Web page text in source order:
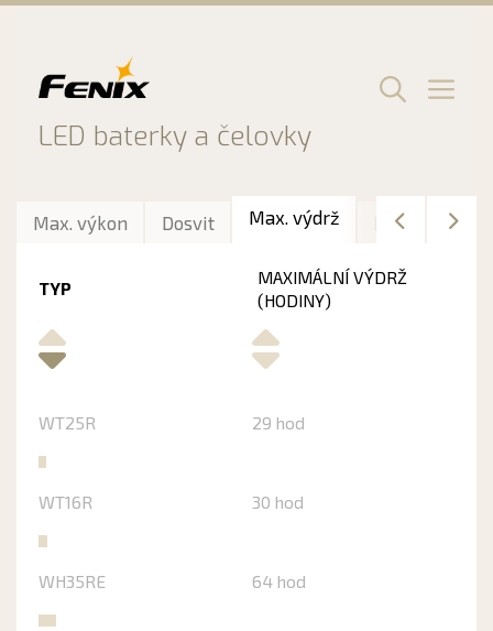
LED baterky a čelovky
Menu
Max. výkon Dosvit Max. výdrž Délka
TYP
MAXIMÁLNÍ VÝDRŽ
(HODINY)
WT25R 29 hod
WT16R 30 hod
WH35RE 64 hod